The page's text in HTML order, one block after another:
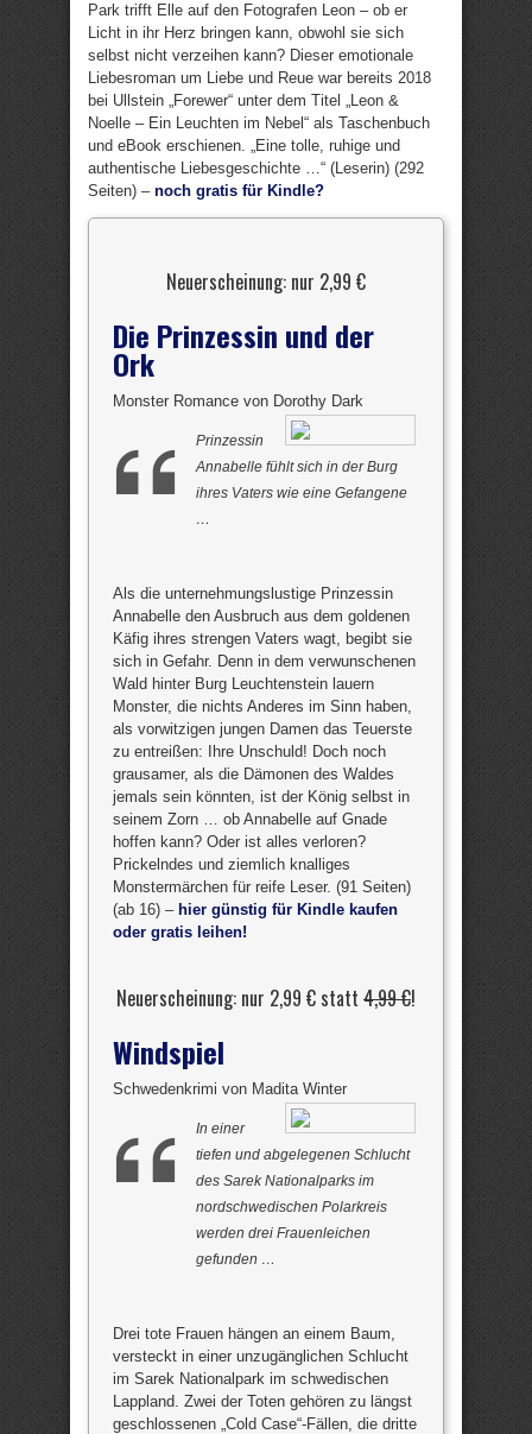
Park trifft Elle auf den Fotografen Leon – ob er
Licht in ihr Herz bringen kann, obwohl sie sich
selbst nicht verzeihen kann? Dieser emotionale
Liebesroman um Liebe und Reue war bereits 2018
bei Ullstein „Forewer“ unter dem Titel „Leon &
Noelle – Ein Leuchten im Nebel“ als Taschenbuch
und eBook erschienen. „Eine tolle, ruhige und
authentische Liebesgeschichte …“ (Leserin) (292
Seiten) – noch gratis für Kindle?
Neuerscheinung: nur 2,99 €
Die Prinzessin und der
Ork
Monster Romance von Dorothy Dark
Prinzessin
Annabelle fühlt sich in der Burg
ihres Vaters wie eine Gefangene
…
Als die unternehmungslustige Prinzessin
Annabelle den Ausbruch aus dem goldenen
Käfig ihres strengen Vaters wagt, begibt sie
sich in Gefahr. Denn in dem verwunschenen
Wald hinter Burg Leuchtenstein lauern
Monster, die nichts Anderes im Sinn haben,
als vorwitzigen jungen Damen das Teuerste
zu entreißen: Ihre Unschuld! Doch noch
grausamer, als die Dämonen des Waldes
jemals sein könnten, ist der König selbst in
seinem Zorn … ob Annabelle auf Gnade
hoffen kann? Oder ist alles verloren?
Prickelndes und ziemlich knalliges
Monstermärchen für reife Leser. (91 Seiten)
(ab 16) – hier günstig für Kindle kaufen
oder gratis leihen!
Neuerscheinung: nur 2,99 € statt 4,99 €!
Windspiel
Schwedenkrimi von Madita Winter
In einer
tiefen und abgelegenen Schlucht
des Sarek Nationalparks im
nordschwedischen Polarkreis
werden drei Frauenleichen
gefunden …
Drei tote Frauen hängen an einem Baum,
versteckt in einer unzugänglichen Schlucht
im Sarek Nationalpark im schwedischen
Lappland. Zwei der Toten gehören zu längst
geschlossenen „Cold Case“-Fällen, die dritte